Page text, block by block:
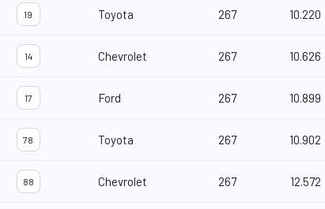
19 Toyota 267 10.220
14 Chevrolet 267 10.626
17 Ford 267 10.899
78 Toyota 267 10.902
88 Chevrolet 267 12.572